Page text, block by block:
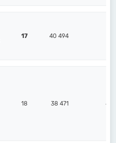
17 40 494
18 38 471 43